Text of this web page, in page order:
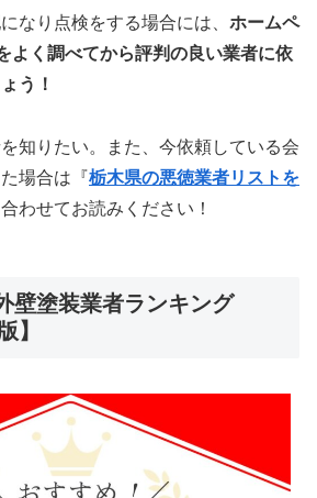
なり点検をする場合には、 ホームペ
よく調べてから評判の良い業者に依
う！
知りたい。また、今依頼している会
場合は『栃木県の悪徳業者リストを
わせてお読みください！
壁塗装業者ランキング
】